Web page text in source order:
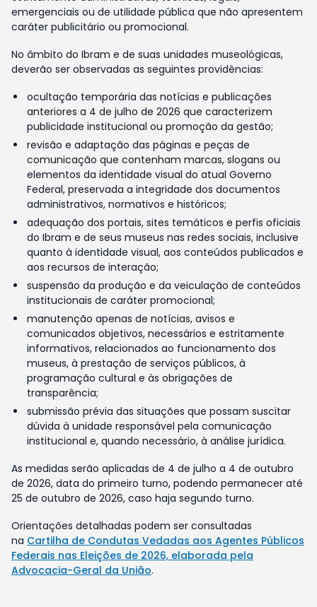
emergenciais ou de utilidade pública que não apresentem
caráter publicitário ou promocional.
No âmbito do Ibram e de suas unidades museológicas,
deverão ser observadas as seguintes providências:
ocultação temporária das notícias e publicações
anteriores a 4 de julho de 2026 que caracterizem
publicidade institucional ou promoção da gestão;
revisão e adaptação das páginas e peças de
comunicação que contenham marcas, slogans ou
elementos da identidade visual do atual Governo
Federal, preservada a integridade dos documentos
administrativos, normativos e históricos;
adequação dos portais, sites temáticos e perfis oficiais
do Ibram e de seus museus nas redes sociais, inclusive
quanto à identidade visual, aos conteúdos publicados e
aos recursos de interação;
suspensão da produção e da veiculação de conteúdos
institucionais de caráter promocional;
manutenção apenas de notícias, avisos e
comunicados objetivos, necessários e estritamente
informativos, relacionados ao funcionamento dos
museus, à prestação de serviços públicos, à
programação cultural e às obrigações de
transparência;
submissão prévia das situações que possam suscitar
dúvida à unidade responsável pela comunicação
institucional e, quando necessário, à análise jurídica.
As medidas serão aplicadas de 4 de julho a 4 de outubro
de 2026, data do primeiro turno, podendo permanecer até
25 de outubro de 2026, caso haja segundo turno.
Orientações detalhadas podem ser consultadas
na Cartilha de Condutas Vedadas aos Agentes Públicos
Federais nas Eleições de 2026, elaborada pela
Advocacia-Geral da União.